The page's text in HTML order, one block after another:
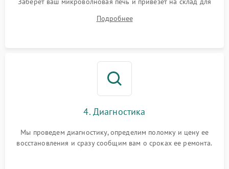
Подробнее
4. Диагностика
Мы проведем диагностику, определим поломку и цену ее
восстановления и сразу сообщим вам о сроках ее ремонта.